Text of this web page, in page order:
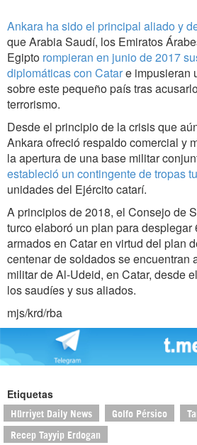
Ankara ha sido el principal aliado y
que Arabia Saudí, los Emiratos
Egipto rompieran en junio de 2017
diplomáticas con Catare impusieran
sobre este pequeño país tras
terrorismo.
Desde el principio de la crisis que
Ankara ofreció respaldo comercial y
la apertura de una base militar
estableció un contingente de tropas
unidades del Ejército catarí.
A principios de 2018, el Consejo de
turco elaboró un plan para desplegar
armados en Catar en virtud del plan
centenar de soldados se encuentran
militar de Al-Udeid, en Catar, desde
los saudíes y sus aliados.
mjs/krd/rba
Etiquetas
Hürriyet Daily News Golfo Pérsico
Recep Tayyip Erdogan